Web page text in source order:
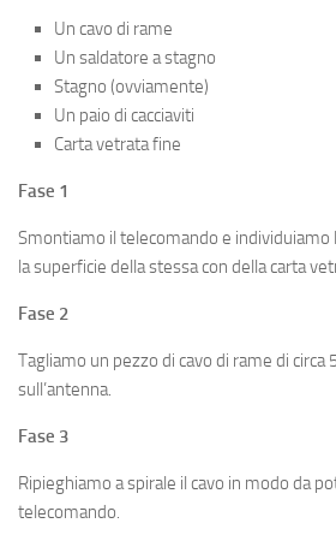
Un cavo di rame
Un saldatore a stagno
Stagno (ovviamente)
Un paio di cacciaviti
Carta vetrata fine
Fase 1
Smontiamo il telecomando e individuiamo
la superficie della stessa con della carta
Fase 2
Tagliamo un pezzo di cavo di rame di circa
sull’antenna.
Fase 3
Ripieghiamo a spirale il cavo in modo da
telecomando.